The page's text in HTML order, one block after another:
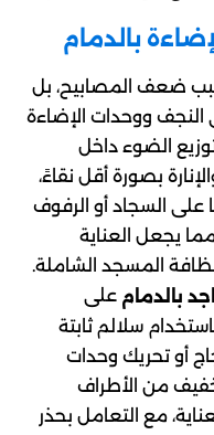
بالدمام
ضعف المصابيح، بل
النجف ووحدات الإضاءة
الضوء داخل
بصورة أقل نقاءً،
على السجاد أو الرفوف
يجعل العناية
المسجد الشاملة.
بالدمام على
سلالم ثابتة
أو تحريك وحدات
الخفيف من الأطراف
مع التعامل بحذر